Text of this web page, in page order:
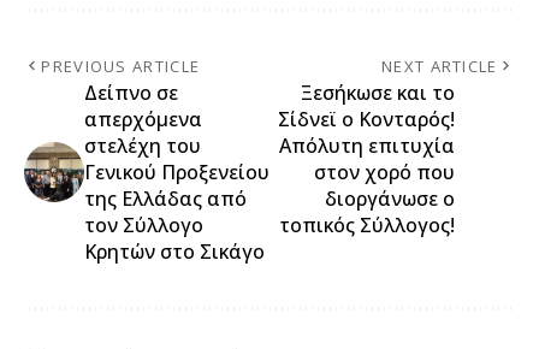
PREVIOUS ARTICLE
Δείπνο σε
απερχόμενα
στελέχη του
Γενικού Προξενείου
της Ελλάδας από
τον Σύλλογο
Κρητών στο Σικάγο
NEXT ARTICLE
Ξεσήκωσε και το
Σίδνεϊ ο Κονταρός!
Απόλυτη επιτυχία
στον χορό που
διοργάνωσε ο
τοπικός Σύλλογος!